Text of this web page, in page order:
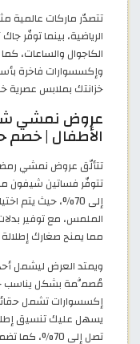
تتصدّر ماركات عالمية
الرياضية، بينما توفّر
الكاجوال والساعات،
وإكسسوارات فاخرة
خزانتك بملابس عصرية
الأطفال | خصم
تتوفّر فساتين شيفون
إلى 70%، حيث يتم
الملمس، مع توفير
مما يمنح صغارك
ويمتد العرض ليشمل
مُصمَّمة بشكل يناسب
إكسسوارات تشمل
يسهل عليك تنسيق
تصل إلى 70%،